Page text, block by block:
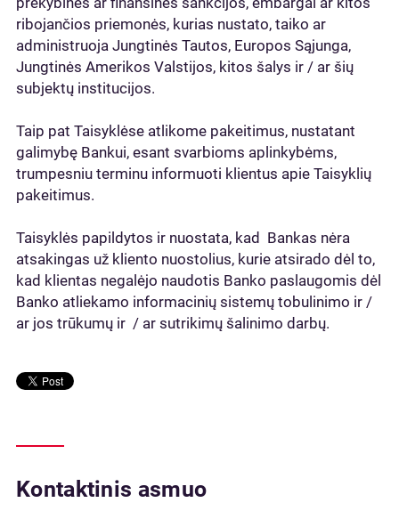
ribojančios priemonės, kurias nustato, taiko ar
administruoja Jungtinės Tautos, Europos Sąjunga,
Jungtinės Amerikos Valstijos, kitos šalys ir / ar šių
subjektų institucijos.
Taip pat Taisyklėse atlikome pakeitimus, nustatant
galimybę Bankui, esant svarbioms aplinkybėms,
trumpesniu terminu informuoti klientus apie Taisyklių
pakeitimus.
Taisyklės papildytos ir nuostata, kad Bankas nėra
atsakingas už kliento nuostolius, kurie atsirado dėl to,
kad klientas negalėjo naudotis Banko paslaugomis dėl
Banko atliekamo informacinių sistemų tobulinimo ir /
ar jos trūkumų ir / ar sutrikimų šalinimo darbų.
Kontaktinis asmuo